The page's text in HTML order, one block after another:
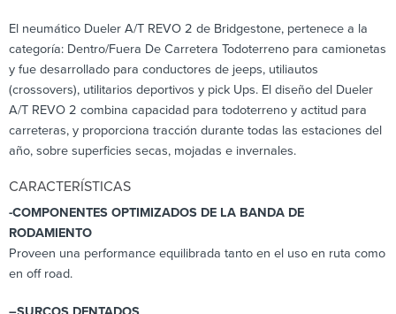
El neumático Dueler A/T REVO 2 de Bridgestone, pertenece a la
categoría: Dentro/Fuera De Carretera Todoterreno para camionetas
y fue desarrollado para conductores de jeeps, utiliautos
(crossovers), utilitarios deportivos y pick Ups. El diseño del Dueler
A/T REVO 2 combina capacidad para todoterreno y actitud para
carreteras, y proporciona tracción durante todas las estaciones del
año, sobre superficies secas, mojadas e invernales.
CARACTERÍSTICAS
-COMPONENTES OPTIMIZADOS DE LA BANDA DE
RODAMIENTO
Proveen una performance equilibrada tanto en el uso en ruta como
en off road.